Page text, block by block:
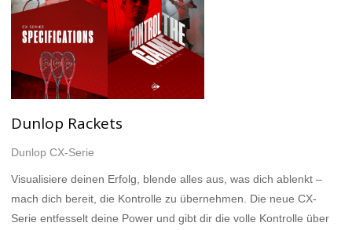
Dunlop Rackets
Dunlop CX-Serie
Visualisiere deinen Erfolg, blende alles aus, was dich ablenkt –
mach dich bereit, die Kontrolle zu übernehmen. Die neue CX-
Serie entfesselt deine Power und gibt dir die volle Kontrolle über